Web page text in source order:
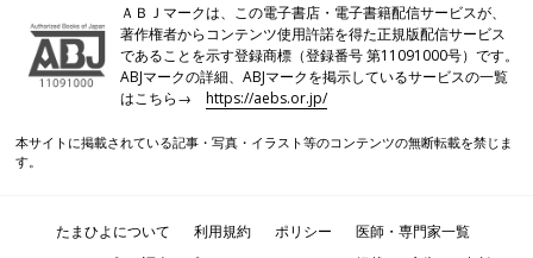
ＡＢＪマークは、この電子書店・電子書籍配信サービスが、
著作権者からコンテンツ使用許諾を得た正規版配信サービス
であることを示す登録商標（登録番号 第11091000号）です。
ABJマークの詳細、ABJマークを掲示しているサービスの一覧
はこちら→https://aebs.or.jp/
本サイトに掲載されている記事・写真・イラスト等のコンテンツの無断転載を禁じま
す。
たまひよについて 利用規約 ポリシー
医師・専門家一覧